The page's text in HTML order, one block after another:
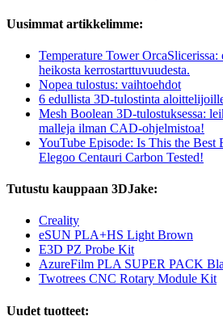
Uusimmat artikkelimme:
Temperature Tower OrcaSlicerissa:
heikosta kerrostarttuvuudesta.
Nopea tulostus: vaihtoehdot
6 edullista 3D-tulostinta
Mesh Boolean 3D-tulostuksessa:
malleja ilman CAD-ohjelmistoa!
YouTube Episode: Is This the
Elegoo Centauri Carbon Tested!
Tutustu kauppaan 3DJake:
Creality
eSUN PLA+HS Light Brown
E3D PZ Probe Kit
AzureFilm PLA SUPER PACK
Twotrees CNC Rotary Module Kit
Uudet tuotteet: